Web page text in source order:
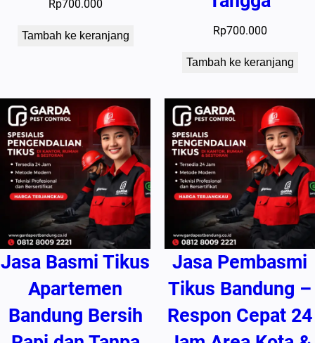
Rp700.000
Tambah ke keranjang Rp700.000
Tambah ke keranjang
Jasa Basmi Tikus
Apartemen
Bandung Bersih
Jasa Pembasmi
Tikus Bandung –
Respon Cepat 24